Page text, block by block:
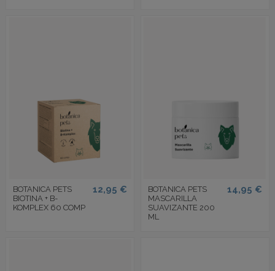
BOTANICA PETS
BIOTINA + B-
KOMPLEX 60 COMP
12,95 €
BOTANICA PETS
MASCARILLA
SUAVIZANTE 200
ML
14,95 €